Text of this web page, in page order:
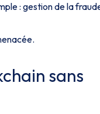
: gestion de la
sans